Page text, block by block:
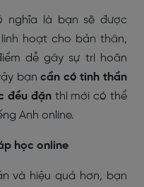
nghĩa là bạn sẽ được
hoạt cho bản thân,
dễ gây sự trì hoãn
bạncần có tinh thần
đều đặnthì mới có thể
Anh online.
học online
và hiệu quả hơn, bạn